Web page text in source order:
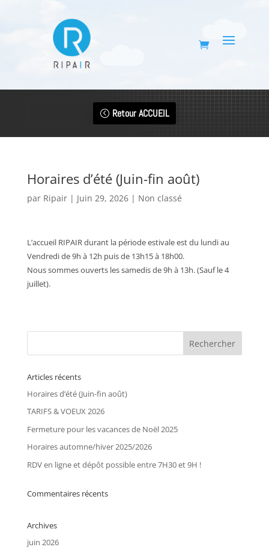
Retour ACCUEIL
Horaires d’été (Juin-fin août)
par Ripair| Juin 29, 2026| Non classé
L’accueil RIPAIR durant la période estivale est du lundi au
Vendredi de 9h à 12h puis de 13h15 à 18h00.
Nous sommes ouverts les samedis de 9h à 13h. (Sauf le 4
juillet).
Articles récents
Horaires d’été (Juin-fin août)
TARIFS & VOEUX 2026
Fermeture pour les vacances de Noël 2025
Horaires automne/hiver 2025/2026
RDV en ligne et dépôt possible entre 7H30 et 9H !
Commentaires récents
Archives
juin 2026